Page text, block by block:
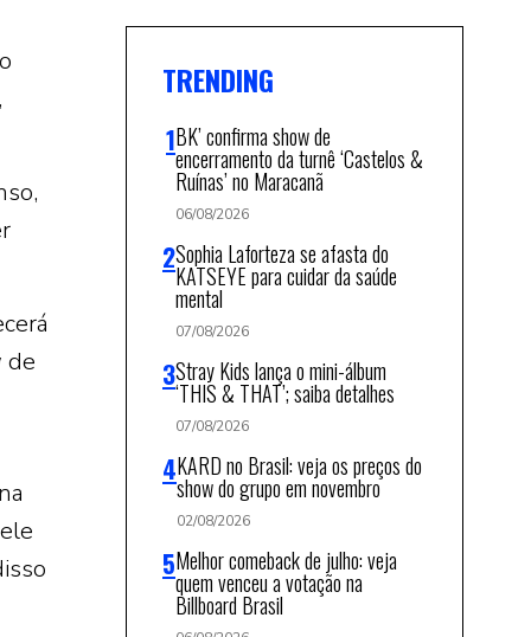
de
TRENDING
BK’ confirma show de
encerramento da turnê ‘Castelos &
Ruínas’ no Maracanã
06/08/2026
Sophia Laforteza se afasta do
KATSEYE para cuidar da saúde
mental
07/08/2026
Stray Kids lança o mini-álbum
‘THIS & THAT’; saiba detalhes
07/08/2026
KARD no Brasil: veja os preços do
show do grupo em novembro
02/08/2026
Melhor comeback de julho: veja
quem venceu a votação na
Billboard Brasil